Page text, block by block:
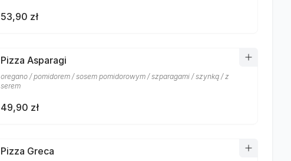
53,90 zł
Pizza Asparagi
oregano / pomidorem / sosem pomidorowym / szparagami / szynką / z
serem
49,90 zł
Pizza Greca